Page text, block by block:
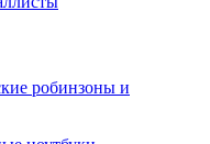
робинзоны и